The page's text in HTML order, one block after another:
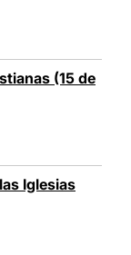
(15 de
Iglesias